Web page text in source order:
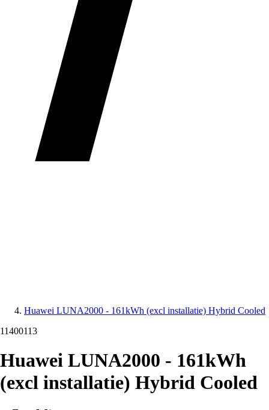
Huawei LUNA2000 - 161kWh (excl installatie) Hybrid Cooled
11400113
Huawei LUNA2000 - 161kWh
(excl installatie) Hybrid Cooled